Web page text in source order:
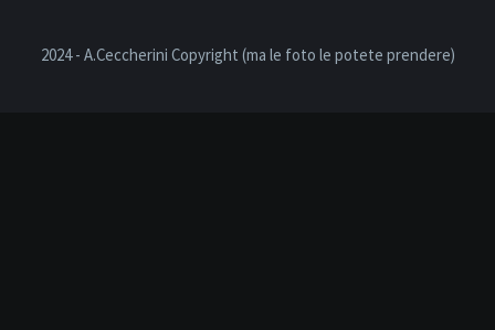
2024 - A.Ceccherini Copyright (ma le foto le potete prendere)